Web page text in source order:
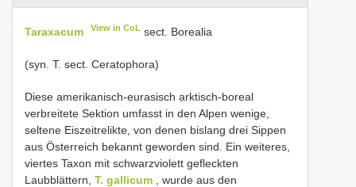
Taraxacum View in CoL sect. Borealia
(syn. T. sect. Ceratophora)
Diese amerikanisch-eurasisch arktisch-boreal
verbreitete Sektion umfasst in den Alpen wenige,
seltene Eiszeitrelikte, von denen bislang drei Sippen
aus Österreich bekannt geworden sind. Ein weiteres,
viertes Taxon mit schwarzviolett gefleckten
Laubblättern, T. gallicum , wurde aus den